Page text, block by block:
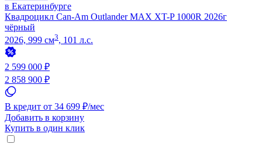
в Екатеринбурге
Квадроцикл Can-Am Outlander MAX XT-P 1000R 2026г
чёрный
2026, 999 см3, 101 л.с.
2 599 000 ₽
2 858 900 ₽
В кредит от 34 699 ₽/мес
Добавить в корзину
Купить в один клик